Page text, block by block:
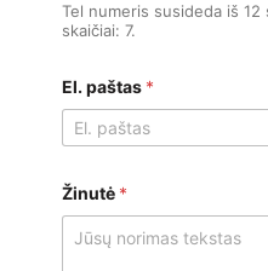
Tel numeris susideda iš 12
skaičiai: 7.
El. paštas *
Žinutė *